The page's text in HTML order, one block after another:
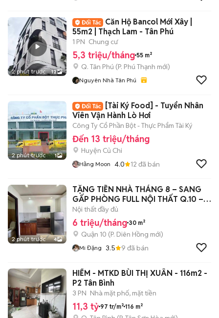
2 phút trước 12
Căn Hộ Bancol Mới Xây |
55m2 | Thạch Lam - Tân Phú
1 PN Chung cư
5,3 triệu/tháng 55 m²
Q. Tân Phú (P. Phú Thạnh mới)
Nguyên Nhà Tân Phú
2 phút trước 1
[Tài Ký Food] - Tuyển Nhân
Viên Vận Hành Lò Hơi
Công Ty Cổ Phần Bột - Thực Phẩm Tài Ký
Đến 13 triệu/tháng
Huyện Củ Chi
Hằng Moon 4.0 12 đã bán
2 phút trước 4
TẶNG TIỀN NHÀ THÁNG 8 – SANG
GẤP PHÒNG FULL NỘI THẤT Q.10 – 6
TRIỆU/T
Nội thất đầy đủ
6 triệu/tháng 30 m²
Quận 10 (P. Diên Hồng mới)
Mi Đặng 3.5 9 đã bán
HIẾM - MTKD BÙI THỊ XUÂN - 116m2 -
P2 Tân Bình
3 PN Nhà mặt phố, mặt tiền
11,3 tỷ 97 tr/m² 116 m²